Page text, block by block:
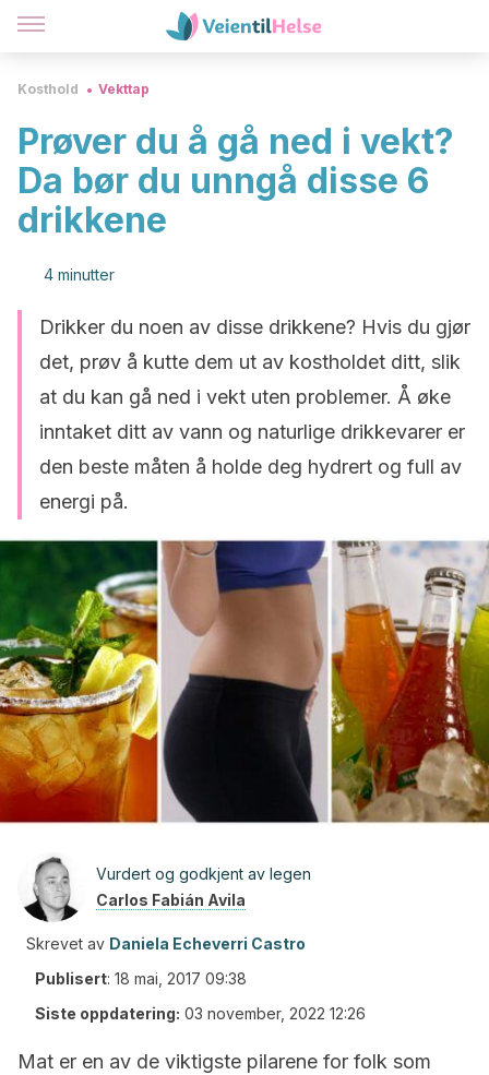
Kosthold Vekttap
Prøver du å gå ned i vekt?
Da bør du unngå disse 6
drikkene
4 minutter
Drikker du noen av disse drikkene? Hvis du gjør
det, prøv å kutte dem ut av kostholdet ditt, slik
at du kan gå ned i vekt uten problemer. Å øke
inntaket ditt av vann og naturlige drikkevarer er
den beste måten å holde deg hydrert og full av
energi på.
Vurdert og godkjent av legen
Carlos Fabián Avila
Skrevet av Daniela Echeverri Castro
Publisert: 18 mai, 2017 09:38
Siste oppdatering: 03 november, 2022 12:26
Mat er en av de viktigste pilarene for folk som